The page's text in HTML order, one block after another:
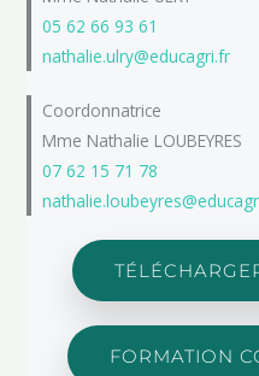
05 62 66 93 61
nathalie.ulry@educagri.fr
Coordonnatrice
Mme Nathalie LOUBEYRES
07 62 15 71 78
FORMATION